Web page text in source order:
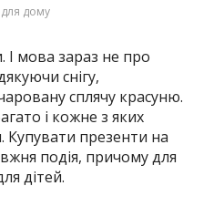
дому
І мова зараз не про
снігу,
сплячу красуню.
і кожне з яких
Купувати презенти на
подія, причому для
дітей.